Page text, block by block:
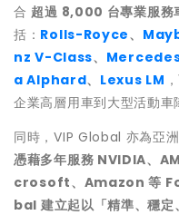
合超過 8,000 台專業服務
括： Rolls-Royce、
nz V-Class、
a Alphard、 Lexus LM
企業高層用車到大型活動車
同時，VIP Global 亦為亞
憑藉多年服務 NVIDIA、
crosoft、Amazon 等
bal 建立起以「精準、穩定